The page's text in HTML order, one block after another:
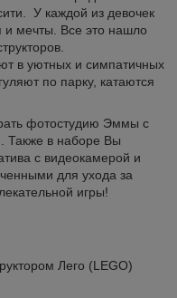
У каждой из девочек
и мечты. Все это нашло
в уютных и симпатичных
по парку, катаются
фотостудию Эммы с
Также в наборе Вы
с видеокамерой и
для ухода за
игры!
Лего (LEGO)